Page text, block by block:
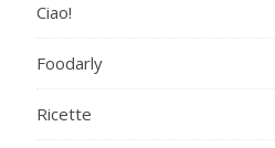
Ciao!
Foodarly
Ricette